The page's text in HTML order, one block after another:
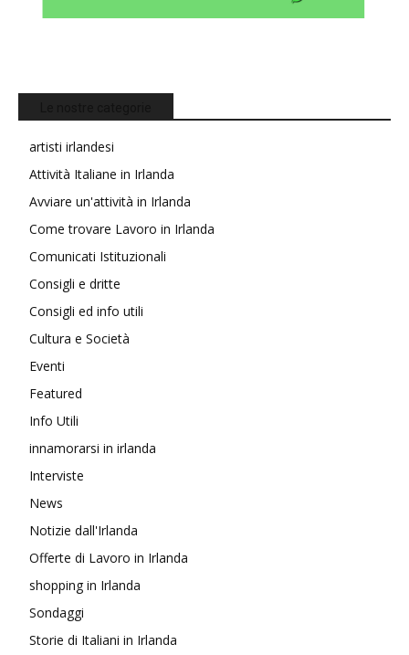
artisti irlandesi
Attività Italiane in Irlanda
Avviare un'attività in Irlanda
Come trovare Lavoro in Irlanda
Comunicati Istituzionali
Consigli e dritte
Consigli ed info utili
Cultura e Società
Eventi
Featured
Info Utili
innamorarsi in irlanda
Interviste
News
Notizie dall'Irlanda
Offerte di Lavoro in Irlanda
shopping in Irlanda
Sondaggi
Storie di Italiani in Irlanda